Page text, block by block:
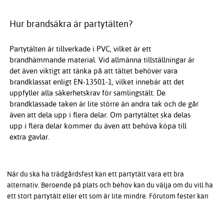
Hur brandsäkra är partytälten?
Partytälten är tillverkade i PVC, vilket är ett
brandhämmande material. Vid allmänna tillställningar är
det även viktigt att tänka på att tältet behöver vara
brandklassat enligt EN-13501-1, vilket innebär att det
uppfyller alla säkerhetskrav för samlingstält. De
brandklassade taken är lite större än andra tak och de går
även att dela upp i flera delar. Om partytältet ska delas
upp i flera delar kommer du även att behöva köpa till
extra gavlar.
När du ska ha trädgårdsfest kan ett partytält vara ett bra
alternativ. Beroende på plats och behov kan du välja om du vill ha
ett stort partytält eller ett som är lite mindre. Förutom fester kan